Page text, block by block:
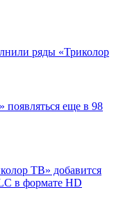
ряды «Триколор
еще в 98
ТВ» добавится
в формате HD